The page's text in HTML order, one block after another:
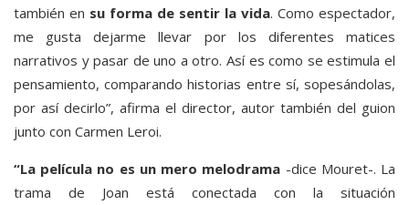
también en su forma de sentir la vida. Como espectador,
me gusta dejarme llevar por los diferentes matices
narrativos y pasar de uno a otro. Así es como se estimula el
pensamiento, comparando historias entre sí, sopesándolas,
por así decirlo”, afirma el director, autor también del guion
junto con Carmen Leroi.
“La película no es un mero melodrama -dice Mouret-. La
trama de Joan está conectada con la situación